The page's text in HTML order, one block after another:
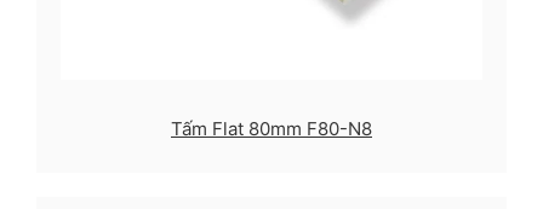
Tấm Flat 80mm F80-N8